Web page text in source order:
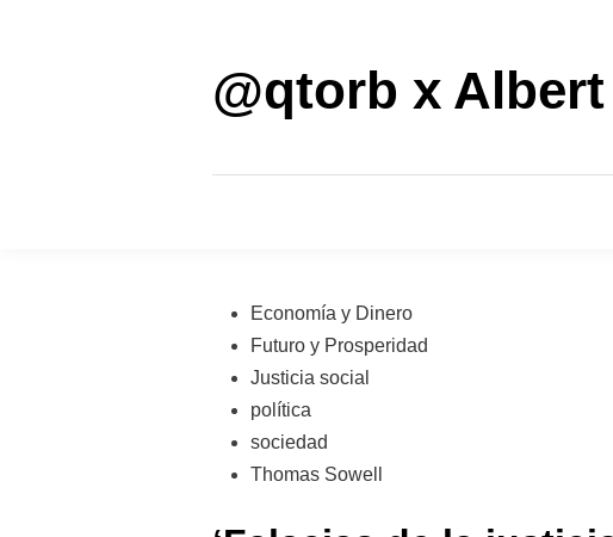
@qtorb x Albert
Publicado
en
Economía y Dinero
Futuro y Prosperidad
Justicia social
política
sociedad
Thomas Sowell